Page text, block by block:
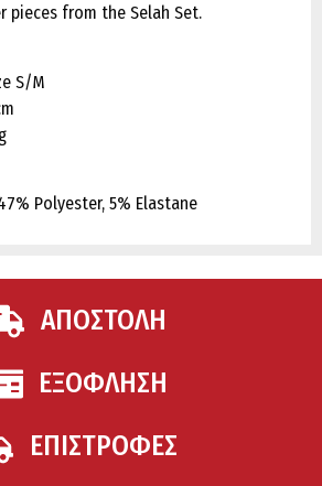
from the Selah Set.
S/M
Polyester, 5% Elastane
ΑΠΟΣΤΟΛΗ
ΕΞΟΦΛΗΣΗ
ΕΠΙΣΤΡΟΦΕΣ